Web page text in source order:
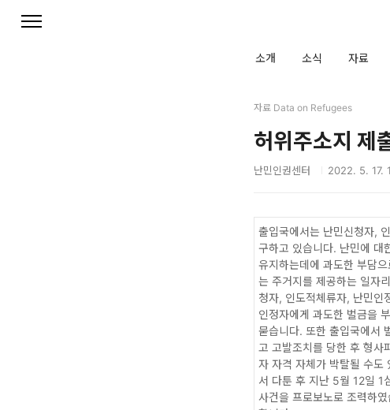
소개 소식 자료
자료 Data on Refugees
허위주소지 제
난민인권센터 2022. 5. 17.
출입국에서는 난민신청자,
구하고 있습니다. 난민에 대
유지하는데에 과도한 부담
는 주거지를 제공하는 일자
청자, 인도적체류자, 난민인
인정자에게 과도한 벌금을
묻습니다. 또한 출입국에서
고 고발조치를 당한 후 형사
자 자격 자체가 박탈될 수도
서 다툰 후 지난 5월 12일 1
사건을 프로보노로 조력하